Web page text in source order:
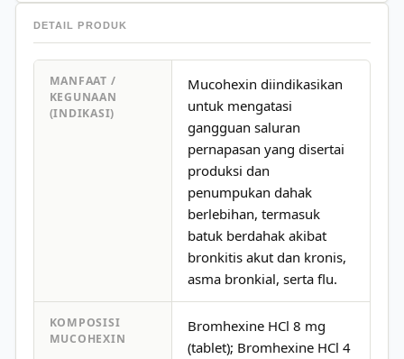
DETAIL PRODUK
MANFAAT /
KEGUNAAN
(INDIKASI)
Mucohexin diindikasikan
untuk mengatasi
gangguan saluran
pernapasan yang disertai
produksi dan
penumpukan dahak
berlebihan, termasuk
batuk berdahak akibat
bronkitis akut dan kronis,
asma bronkial, serta flu.
KOMPOSISI
MUCOHEXIN
Bromhexine HCl 8 mg
(tablet); Bromhexine HCl 4